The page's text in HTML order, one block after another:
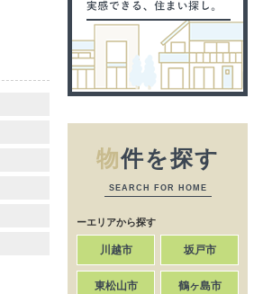
物件を探す
SEARCH FOR HOME
ーエリアから探す
川越市 坂戸市
東松山市 鶴ヶ島市